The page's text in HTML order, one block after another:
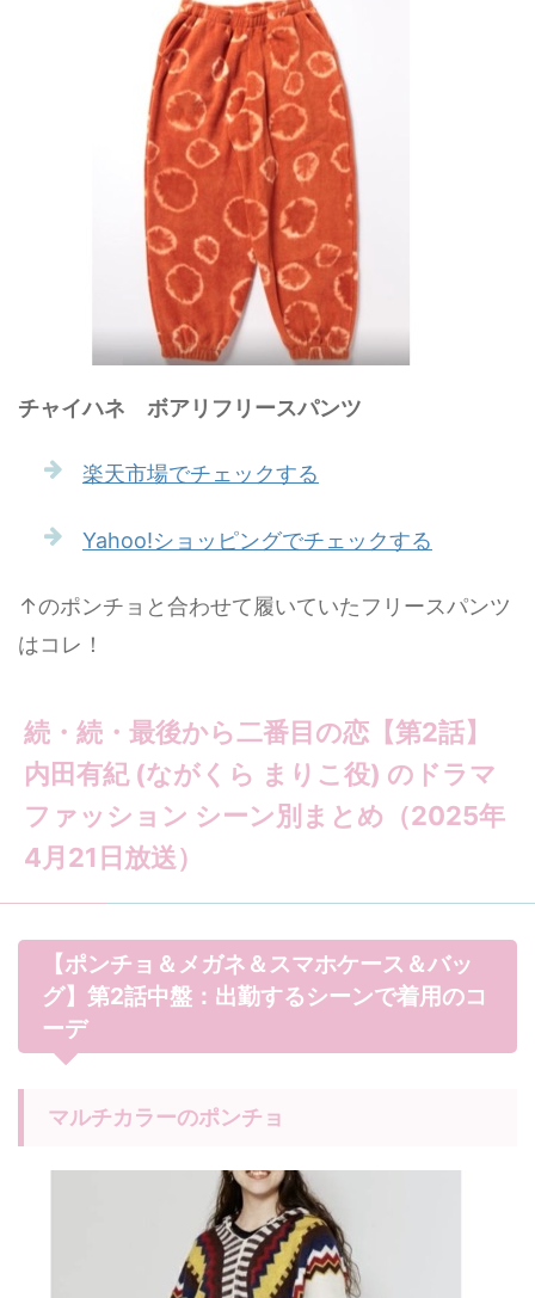
チャイハネ ボアリフリースパンツ
楽天市場でチェックする
Yahoo!ショッピングでチェックする
↑のポンチョと合わせて履いていたフリースパンツ
はコレ！
続・続・最後から二番目の恋【第2話】
内田有紀 (ながくら まりこ役) のドラマ
ファッション シーン別まとめ（2025年
4月21日放送）
【ポンチョ＆メガネ＆スマホケース＆バッ
グ】第2話中盤：出勤するシーンで着用のコ
ーデ
マルチカラーのポンチョ